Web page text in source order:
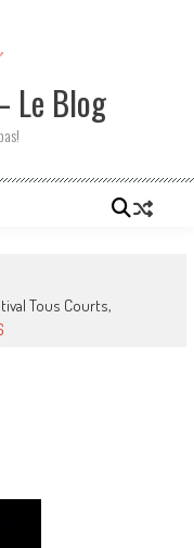
Le Blog
Tous Courts,